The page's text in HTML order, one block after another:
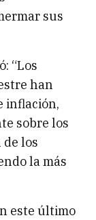
sus
“Los
han
inflación,
sobre los
los
la más
este último